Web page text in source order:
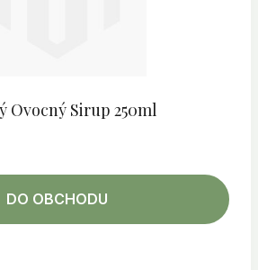
Ovocný Sirup 250ml
DO OBCHODU